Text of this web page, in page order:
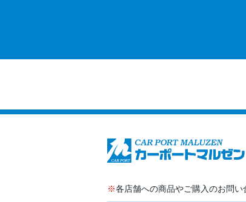
※各店舗への商品やご購入のお問い